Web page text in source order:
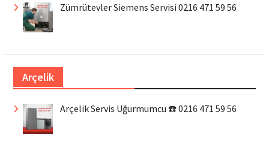
Zümrütevler Siemens Servisi 0216 471 59 56
Arçelik
Arçelik Servis Uğurmumcu ☎️ 0216 471 59 56